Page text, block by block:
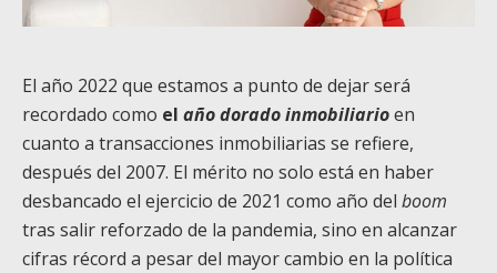
El año 2022 que estamos a punto de dejar será
recordado como el año dorado inmobiliarioen
cuanto a transacciones inmobiliarias se refiere,
después del 2007. El mérito no solo está en haber
desbancado el ejercicio de 2021 como año del boom
tras salir reforzado de la pandemia, sino en alcanzar
cifras récord a pesar del mayor cambio en la política